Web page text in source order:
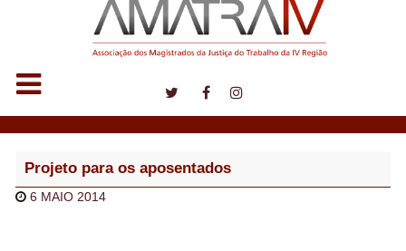
Projeto para os aposentados
6 MAIO 2014